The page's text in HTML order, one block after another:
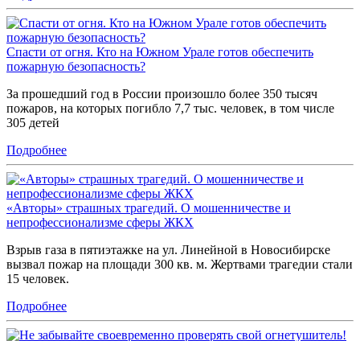
Спасти от огня. Кто на Южном Урале готов обеспечить
пожарную безопасность?
За прошедший год в России произошло более 350 тысяч
пожаров, на которых погибло 7,7 тыс. человек, в том числе
305 детей
Подробнее
«Авторы» страшных трагедий. О мошенничестве и
непрофессионализме сферы ЖКХ
Взрыв газа в пятиэтажке на ул. Линейной в Новосибирске
вызвал пожар на площади 300 кв. м. Жертвами трагедии стали
15 человек.
Подробнее